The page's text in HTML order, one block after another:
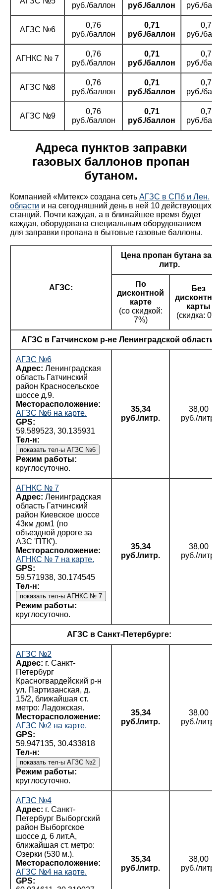
руб./баллон
руб./баллон
руб./
АГЗС №6
0,76
руб./баллон
0,71
руб./баллон
0,71
руб./
АГНКС № 7
0,76
руб./баллон
0,71
руб./баллон
0,71
руб./
АГЗС №8
0,76
руб./баллон
0,71
руб./баллон
0,71
руб./
АГЗС №9
0,76
руб./баллон
0,71
руб./баллон
0,71
руб./
Адреса пунктов заправки
газовых баллонов пропан
бутаном.
Компанией «Митекс» создана сеть АГЗС в СПб и Лен.
области и на сегодняшний день в ней 10 действующих
станций. Почти каждая, а в ближайшее время будет
каждая, оборудована специальным оборудованием
для заправки пропана в бытовые газовые баллоны.
АГЗС:
Цена пропан бутана за 1
литр.
По
дисконтной
карте
(со скидкой:
7%)
Без
дисконтной
карты
(скидка: 0%)
АГЗС в Гатчинском р-не Ленинградской области:
АГЗС №6
Адрес: Ленинградская
область Гатчинский
район Красносельское
шоссе д.9.
Месторасположение:
АГЗС №6 на карте.
GPS:
59.589523, 30.135931
Тел-н:
Режим работы:
круглосуточно.
35,34
руб./литр.
38,00
руб./литр.
АГНКС № 7
Адрес: Ленинградская
область Гатчинский
район Киевское шоссе
43км дом1 (по
объездной дороге за
АЗС 'ПТК').
Месторасположение:
АГНКС № 7 на карте.
GPS:
59.571938, 30.174545
Тел-н:
Режим работы:
круглосуточно.
35,34
руб./литр.
38,00
руб./литр.
АГЗС в Санкт-Петербурге:
АГЗС №2
Адрес: г. Санкт-
Петербург
Красногвардейский р-н
ул. Партизанская, д.
15/2, ближайшая ст.
метро: Ладожская.
Месторасположение:
АГЗС №2 на карте.
GPS:
59.947135, 30.433818
Тел-н:
Режим работы:
круглосуточно.
35,34
руб./литр.
38,00
руб./литр.
АГЗС №4
Адрес: г. Санкт-
Петербург Выборгский
район Выборгское
шоссе д. 6 лит.А,
ближайшая ст. метро:
Озерки (530 м.).
Месторасположение:
АГЗС №4 на карте.
GPS:
35,34
руб./литр.
38,00
руб./литр.